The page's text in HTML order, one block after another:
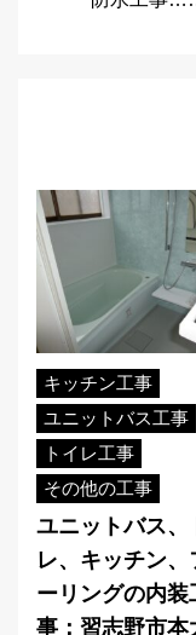
キッチン工事
ユニットバス工事
トイレ工事
その他の工事
ユニットバス、
レ、キッチン、
ーリングの内装
事：習志野市本